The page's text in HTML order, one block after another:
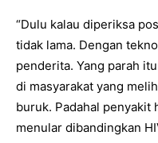
“Dulu kalau diperiksa
tidak lama. Dengan
penderita. Yang parah
di masyarakat yang
buruk. Padahal penyakit
menular dibandingkan